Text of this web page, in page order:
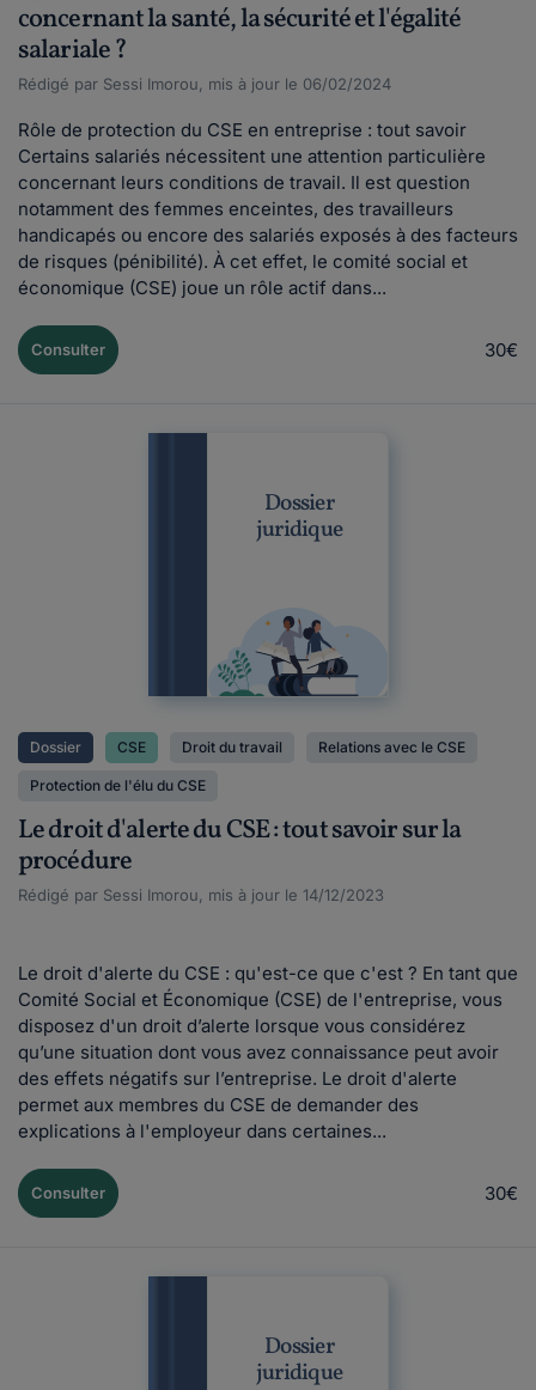
concernant la santé, la sécurité et l'égalité
salariale ?
Rédigé par Sessi Imorou, mis à jour le 06/02/2024
Rôle de protection du CSE en entreprise : tout savoir
Certains salariés nécessitent une attention particulière
concernant leurs conditions de travail. Il est question
notamment des femmes enceintes, des travailleurs
handicapés ou encore des salariés exposés à des facteurs
de risques (pénibilité). À cet effet, le comité social et
économique (CSE) joue un rôle actif dans...
Consulter 30€
Dossier
juridique
Dossier CSE Droit du travail Relations avec le CSE
Protection de l'élu du CSE
Le droit d'alerte du CSE : tout savoir sur la
procédure
Rédigé par Sessi Imorou, mis à jour le 14/12/2023
Le droit d'alerte du CSE : qu'est-ce que c'est ? En tant que
Comité Social et Économique (CSE) de l'entreprise, vous
disposez d'un droit d’alerte lorsque vous considérez
qu’une situation dont vous avez connaissance peut avoir
des effets négatifs sur l’entreprise. Le droit d'alerte
permet aux membres du CSE de demander des
explications à l'employeur dans certaines...
Consulter 30€
Dossier
juridique